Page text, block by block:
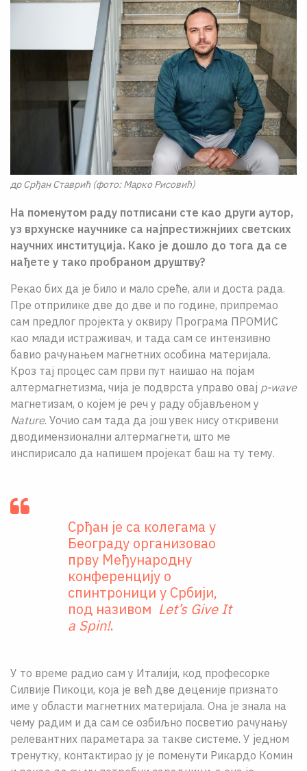
др Срђан Ставрић (фото: Марко Рисовић)
На поменутом раду потписани сте као други аутор,
уз врхунске научнике са најпрестижнјиих светских
научних институција. Како је дошло до тога да се
нађете у тако пробраном друштву?
Рекао бих да је било и мало среће, али и доста рада.
Пре отприлике две до две и по године, припремао
сам предлог пројекта у оквиру Програма ПРОМИС
као млади истраживач, и тада сам се интензивно
бавио рачунањем магнетних особина материјала.
Кроз тај процес сам први пут наишао на појам
алтермагнетизма, чија је подврста управо овај p-wave
магнетизам, о којем је реч у раду објављеном у
Nature. Уочио сам тада да још увек нису откривени
дводимензионални алтермагнети, што ме
инспирисало да напишем пројекат баш на ту тему.
Срђан је са колегама у
Београду организовао
прву Међународну
конференцију о
спинтроници у Србији,
под називом Let’s Give It
a Spin!.
У то време радио сам у Италији, код професорке
Силвије Пикоци, која је већ две деценије признато
име у области магнетних материјала. Она је знала на
чему радим и да сам се озбиљно посветио рачунању
релевантних параметара за такве системе. У једном
тренутку, контактирао ју је поменути Рикардо Комин